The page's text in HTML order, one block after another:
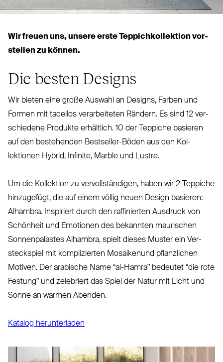
Wir freuen uns, unsere erste Tep­pich­kol­lektion vor­
stellen zu können.
Die besten Designs
Wir bieten eine große Auswahl an Designs, Farben und
Formen mit tadellos ver­ar­beiteten Rändern. Es sind 12 ver­
schiedene Produkte erhältlich. 10 der Teppiche basieren
auf den bestehenden Bestseller-Böden aus den Kol­
lektionen Hybrid, Infinite, Marble und Lustre.
Um die Kol­lektion zu ver­voll­ständigen, haben wir 2 Teppiche
hin­zugefügt, die auf einem völlig neuen Design basieren:
Alhambra. Inspiriert durch den raf­fi­nierten Ausdruck von
Schönheit und Emotionen des bekannten mau­rischen
Son­nen­palastes Alhambra, spielt dieses Muster ein Ver­
steckspiel mit kom­pli­zierten Mosaikenund pflanzlichen
Motiven. Der arabische Name “al-Hamra” bedeutet “die rote
Festung” und zelebriert das Spiel der Natur mit Licht und
Sonne an warmen Abenden.
Katalog her­un­terladen